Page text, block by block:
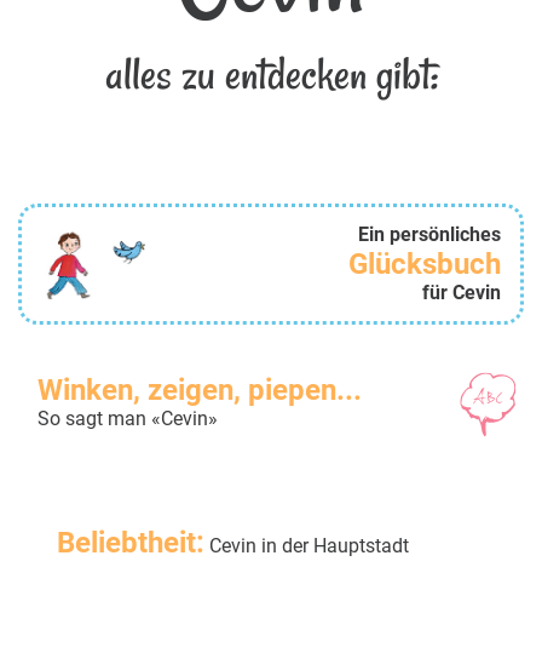
alles zu entdecken gibt:
Ein persönliches
Glücksbuch
für Cevin
Winken, zeigen, piepen...
So sagt man «Cevin»
Beliebtheit: Cevin in der Hauptstadt